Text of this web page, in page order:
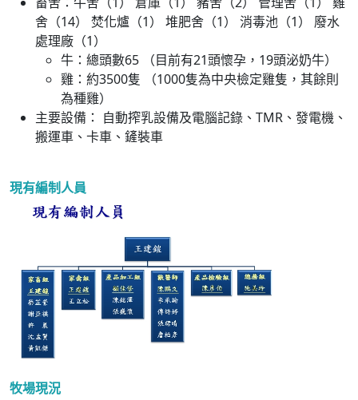
舍（14） 焚化爐（1） 堆肥舍（1） 消毒池（1） 廢水
處理廠（1）
牛：總頭數65 （目前有21頭懷孕，19頭泌奶牛）
雞：約3500隻 （1000隻為中央檢定雞隻，其餘則
為種雞）
主要設備： 自動搾乳設備及電腦記錄、TMR、發電機、
搬運車、卡車、鏟裝車
現有編制人員
牧場現況